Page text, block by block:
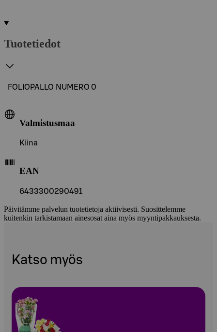
Tuotetiedot
FOLIOPALLO NUMERO 0
Valmistusmaa
Kiina
EAN
6433300290491
Päivitämme palvelun tuotetietoja aktiivisesti. Suosittelemme
kuitenkin tarkistamaan ainesosat aina myös myyntipakkauksesta.
Katso myös